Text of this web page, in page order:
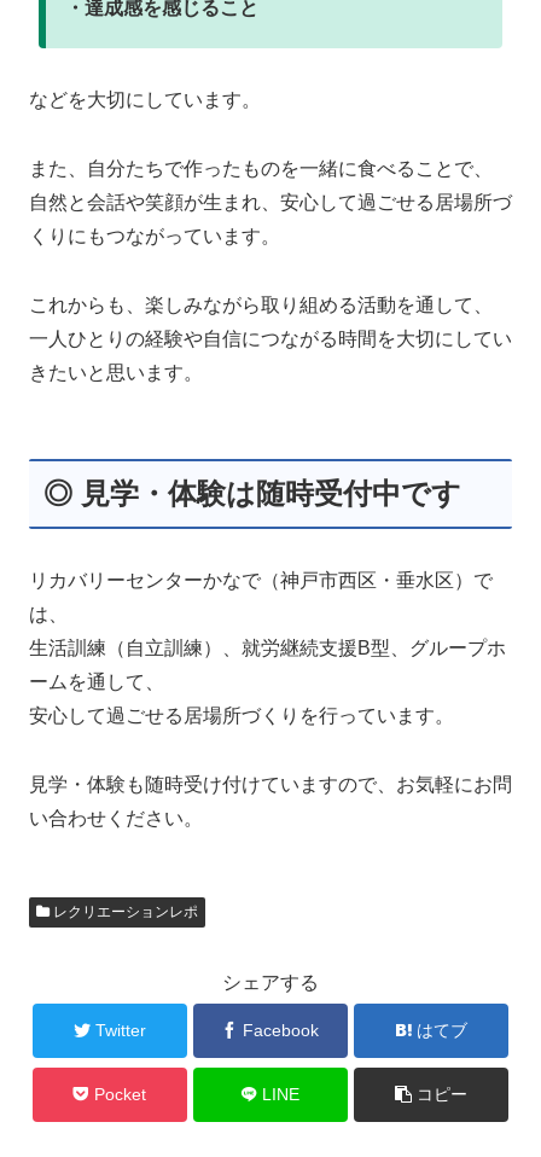
・達成感を感じること
などを大切にしています。
また、自分たちで作ったものを一緒に食べることで、
自然と会話や笑顔が生まれ、安心して過ごせる居場所づ
くりにもつながっています。
これからも、楽しみながら取り組める活動を通して、
一人ひとりの経験や自信につながる時間を大切にしてい
きたいと思います。
◎ 見学・体験は随時受付中です
リカバリーセンターかなで（神戸市西区・垂水区）で
は、
生活訓練（自立訓練）、就労継続支援B型、グループホ
ームを通して、
安心して過ごせる居場所づくりを行っています。
見学・体験も随時受け付けていますので、お気軽にお問
い合わせください。
レクリエーションレポ
シェアする
Twitter Facebook はてブ
Pocket LINE コピー